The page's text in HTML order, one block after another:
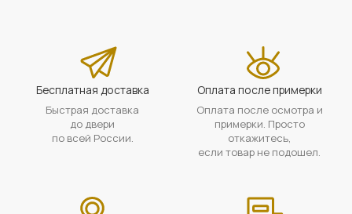
Бесплатная доставка
Быстрая доставка
до двери
по всей России.
Оплата после примерки
Оплата после осмотра и
примерки. Просто
откажитесь,
если товар не подошел.